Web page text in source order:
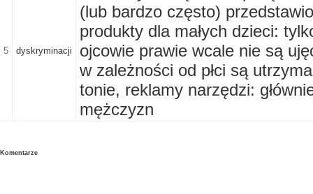
5 dyskryminacji
(lub bardzo często)
produkty dla małych dzieci:
ojcowie prawie wcale nie są
w zależności od płci są
tonie, reklamy narzędzi:
mężczyzn
Komentarze